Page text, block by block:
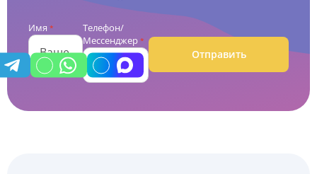
Имя *
Телефон/
Мессенджер *
Отправить